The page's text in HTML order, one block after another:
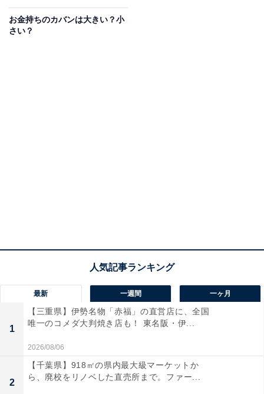
さらに神社に参拝すると、ご利益が「万倍」になるとい
われているので、運気を高めたい方は、ぜひ神社に足を
なることや、旅行や引っ越しといった移動を伴う行動と
相性抜群。また、お祝いごとや新たなスタートを切るの
にもふさわしい日とされています。
前向きなアクションを起こすのに絶好のタイミングなの
で、かなえたい目標や挑戦してみたいことがあるなら、
ぜひ行動してみてくださいね。
お金持ちのカバンは大きい？小
さい？
最新 一週間 一ヶ月
1
【三重県】伊勢名物「赤福」の直営店に、全国
唯一のコメダ大判焼き店も！ 東名阪・伊...
2026/08/06
2
【千葉県】918㎡の県内最大級マーケットか
ら、廃校をリノベした直売所まで。ファー...